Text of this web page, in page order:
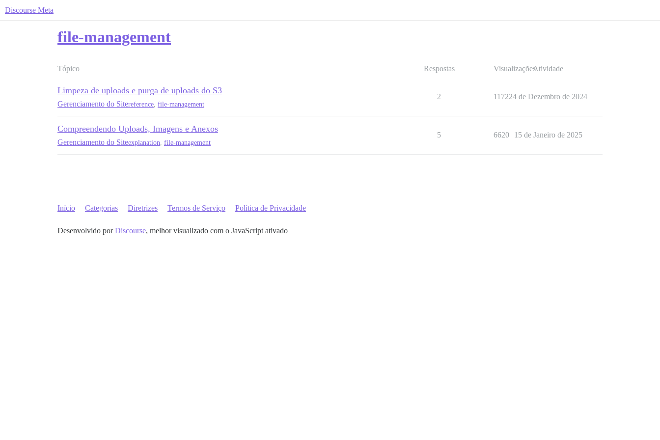
Discourse Meta
file-management
Tópico Respostas VisualizaçõesAtividade
Limpeza de uploads e purga de uploads do S3
Gerenciamento do Sitereference file-management
2 117224 de Dezembro de 2024
Compreendendo Uploads, Imagens e Anexos
Gerenciamento do Siteexplanation file-management
5 6620 15 de Janeiro de 2025
Início Categorias Diretrizes Termos de Serviço Política de Privacidade
Desenvolvido porDiscourse, melhor visualizado com o JavaScript ativado